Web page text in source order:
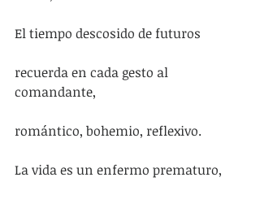
El tiempo descosido de futuros
recuerda en cada gesto al
comandante,
romántico, bohemio, reflexivo.
La vida es un enfermo prematuro,